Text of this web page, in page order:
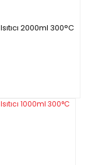
2000ml 300°C